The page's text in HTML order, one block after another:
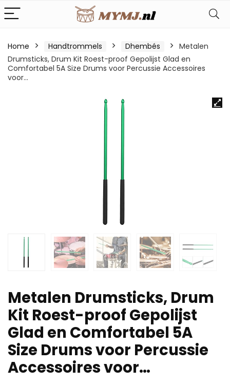
Home Handtrommels Dhembés
Metalen
Drumsticks, Drum Kit Roest-proof Gepolijst Glad en
Comfortabel 5A Size Drums voor Percussie Accessoires
voor…
Metalen Drumsticks, Drum
Kit Roest-proof Gepolijst
Glad en Comfortabel 5A
Size Drums voor Percussie
Accessoires voor…